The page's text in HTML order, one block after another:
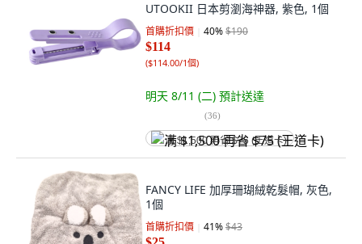
UTOOKII 日本剪瀏海神器, 紫色, 1個
首購折扣價 40%$190
$114
($114.00/1個)
明天 8/11 (二) 預計送達
(36)
满 $1,500 再省 $75 (王道卡)
FANCY LIFE 加厚珊瑚絨乾髮帽, 灰色,
1個
首購折扣價 41%$43